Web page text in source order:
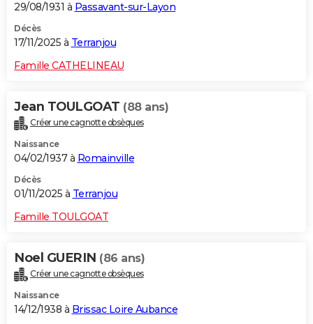
29/08/1931 à Passavant-sur-Layon
Décès
17/11/2025 à Terranjou
Famille CATHELINEAU
Jean TOULGOAT (88 ans)
Créer une cagnotte obsèques
Naissance
04/02/1937 à Romainville
Décès
01/11/2025 à Terranjou
Famille TOULGOAT
Noel GUERIN (86 ans)
Créer une cagnotte obsèques
Naissance
14/12/1938 à Brissac Loire Aubance